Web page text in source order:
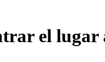
el lugar